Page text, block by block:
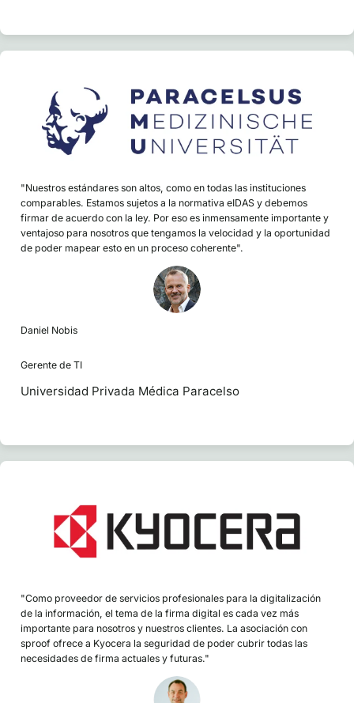
"Nuestros estándares son altos, como en todas las instituciones
comparables. Estamos sujetos a la normativa eIDAS y debemos
firmar de acuerdo con la ley. Por eso es inmensamente importante y
ventajoso para nosotros que tengamos la velocidad y la oportunidad
de poder mapear esto en un proceso coherente".
Daniel Nobis
Gerente de TI
Universidad Privada Médica Paracelso
"Como proveedor de servicios profesionales para la digitalización
de la información, el tema de la firma digital es cada vez más
importante para nosotros y nuestros clientes. La asociación con
sproof ofrece a Kyocera la seguridad de poder cubrir todas las
necesidades de firma actuales y futuras."